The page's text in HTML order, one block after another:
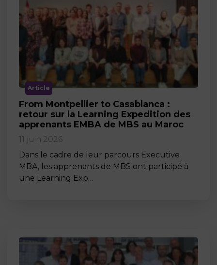
Article
From Montpellier to Casablanca :
retour sur la Learning Expedition des
apprenants EMBA de MBS au Maroc
11 juin 2026
Dans le cadre de leur parcours Executive
MBA, les apprenants de MBS ont participé à
une Learning Exp…